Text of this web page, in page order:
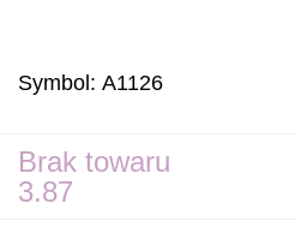
Symbol: A1126
Brak towaru
3.87